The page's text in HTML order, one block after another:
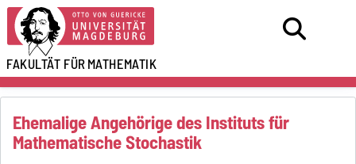
FAKULTÄT FÜRMATHEMATIK
Ehemalige Angehörige des Instituts für
Mathematische Stochastik